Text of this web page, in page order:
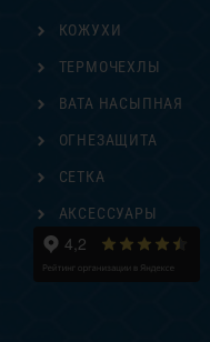
КОЖУХИ
ТЕРМОЧЕХЛЫ
ВАТА НАСЫПНАЯ
ОГНЕЗАЩИТА
СЕТКА
АКСЕССУАРЫ